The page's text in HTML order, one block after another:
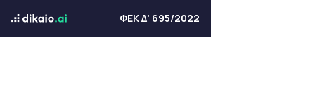
ΦΕΚ Δ' 695/2022